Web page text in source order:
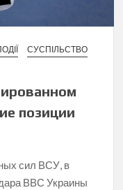
СУСПІЛЬСТВО
позиции
сил ВСУ, в
ВВС Украины